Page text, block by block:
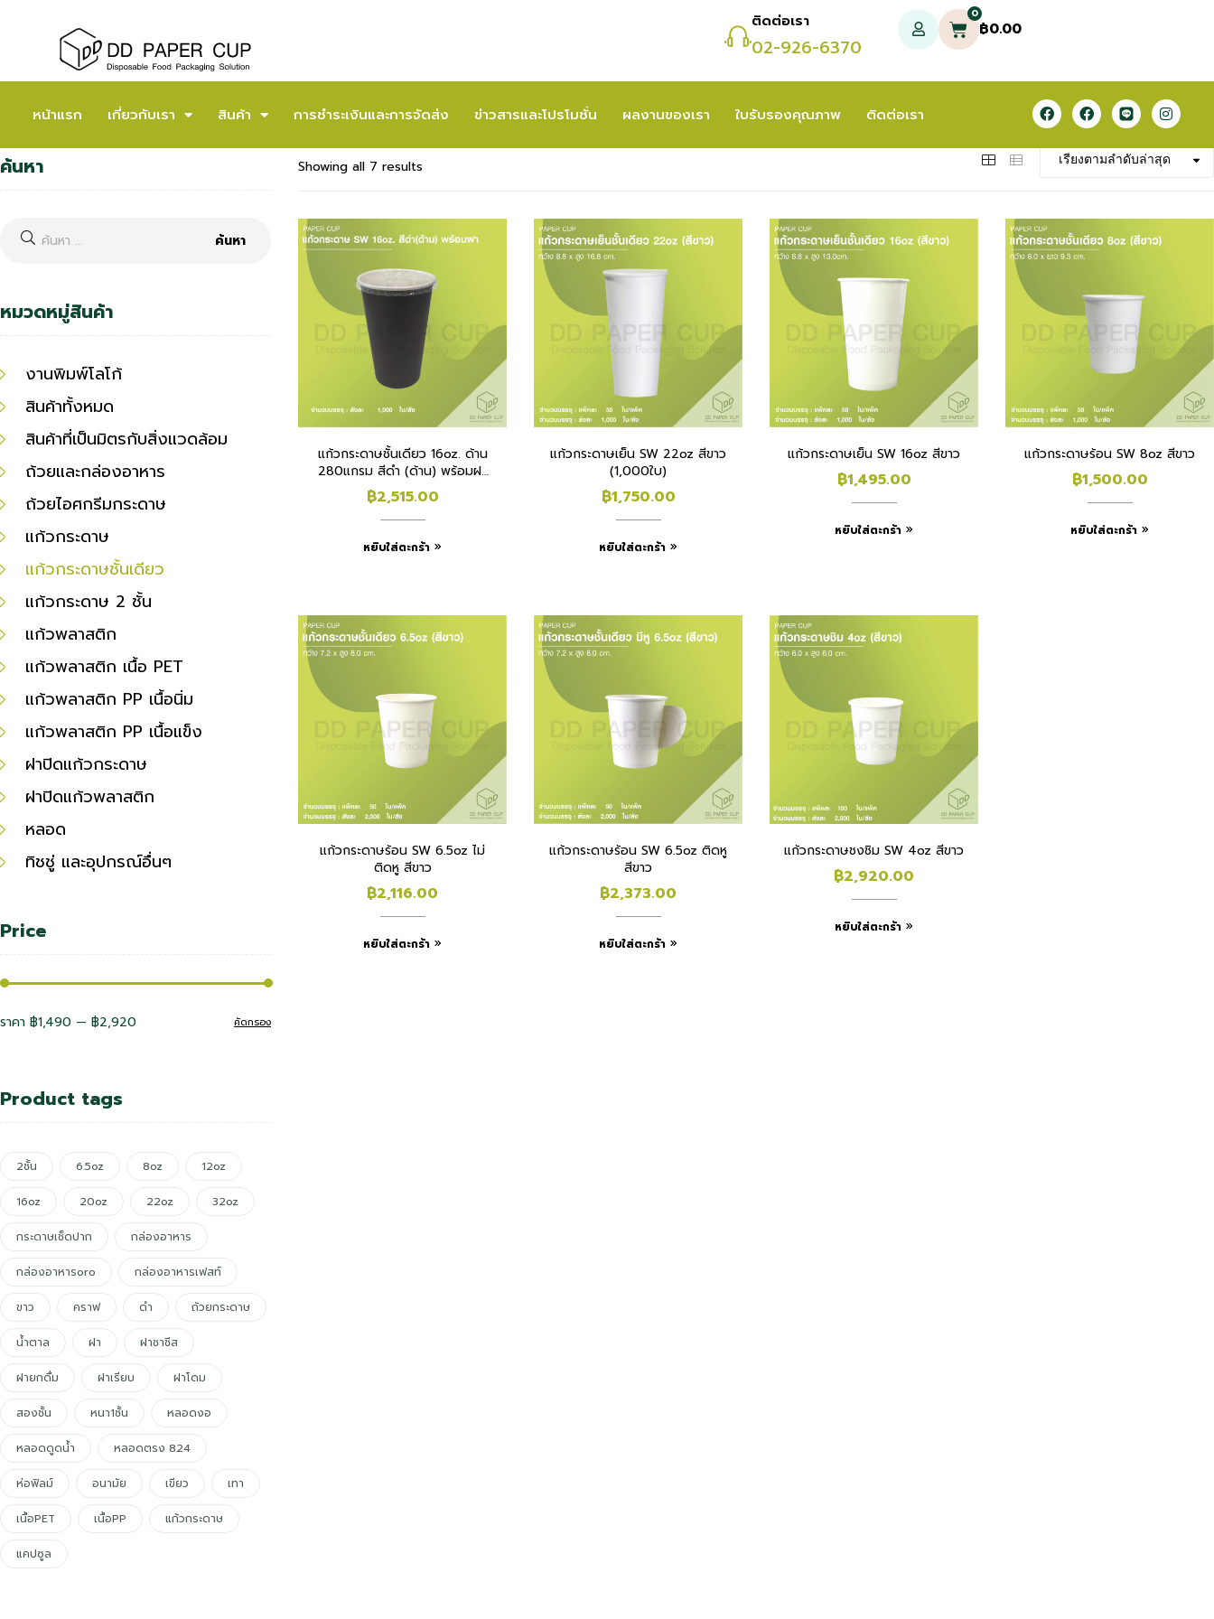
ติดต่อเรา
02-926-6370
฿0.00
0
หน้าแรก เกี่ยวกับเรา สินค้า การชำระเงินและการจัดส่ง ข่าวสารและโปรโมชั่น ผลงานของเรา ใบรับรองคุณภาพ ติดต่อเรา
Showing all 7 results
แก้วกระดาษชั้นเดียว 16oz. ด้าน
280แกรม สีดำ (ด้าน) พร้อมฝา
1,000 ชุด
฿2,515.00
หยิบใส่ตะกร้า
แก้วกระดาษเย็น SW 22oz สีขาว
(1,000ใบ)
฿1,750.00
หยิบใส่ตะกร้า
แก้วกระดาษเย็น SW 16oz สีขาว
฿1,495.00
หยิบใส่ตะกร้า
แก้วกระดาษร้อน SW 8oz สีขาว
฿1,500.00
หยิบใส่ตะกร้า
แก้วกระดาษร้อน SW 6.5oz ไม่
ติดหู สีขาว
฿2,116.00
หยิบใส่ตะกร้า
แก้วกระดาษร้อน SW 6.5oz ติดหู
สีขาว
฿2,373.00
หยิบใส่ตะกร้า
แก้วกระดาษชงชิม SW 4oz สีขาว
฿2,920.00
หยิบใส่ตะกร้า
ค้นหา
หมวดหมู่สินค้า
งานพิมพ์โลโก้
สินค้าทั้งหมด
สินค้าที่เป็นมิตรกับสิ่งแวดล้อม
ถ้วยและกล่องอาหาร
ถ้วยไอศกรีมกระดาษ
แก้วกระดาษ
แก้วกระดาษชั้นเดียว
แก้วกระดาษ 2 ชั้น
แก้วพลาสติก
แก้วพลาสติก เนื้อ PET
แก้วพลาสติก PP เนื้อนิ่ม
แก้วพลาสติก PP เนื้อแข็ง
ฝาปิดแก้วกระดาษ
ฝาปิดแก้วพลาสติก
หลอด
ทิชชู่ และอุปกรณ์อื่นๆ
Price
คัดกรอง
ราคา ฿1,490 — ฿2,920
Product tags
2ชั้น 6.5oz 8oz 12oz
16oz 20oz 22oz 32oz
กระดาษเช็ดปาก กล่องอาหาร
กล่องอาหารoro กล่องอาหารเฟสท์
ขาว คราฟ ดำ ถ้วยกระดาษ
น้ำตาล ฝา ฝาชาชีส
ฝายกดื่ม ฝาเรียบ ฝาโดม
สองชั้น หนา1ชั้น หลอดงอ
หลอดดูดน้ำ หลอดตรง 824
ห่อฟิลม์ อนามัย เขียว เทา
เนื้อPET เนื้อPP แก้วกระดาษ
แคปซูล